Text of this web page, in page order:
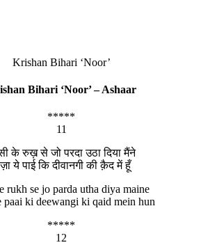
Krishan Bihari ‘Noor’
Bihari ‘Noor’ – Ashaar
*****
11
के रुख़ से जो परदा उठा दिया मैंने
ये पाई कि दीवानगी की क़ैद में हूँ
rukh se jo parda utha diya maine
paai ki deewangi ki qaid mein hun
*****
12